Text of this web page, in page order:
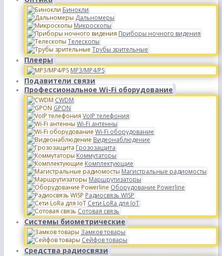
Бинокли
Дальномеры
Микроскопы
Приборы ночного видения
Телескопы
Трубы зрительные
Плееры
MP3/MP4/PS
Подавители связи
Профессиональное Wi-Fi оборудование
CWDM
GPON
VoIP телефония
Wi-Fi антенны
Wi-Fi оборудование
Видеонаблюдение
Грозозащита
Коммутаторы
Комплектующие
Магистральные радиомосты
Маршрутизаторы
Оборудование Powerline
Радиосвязь WISP
Сети LoRa для IoT
Сотовая связь
Системы биометрические
Замков товары
Сейфов товары
Средства радиосвязи